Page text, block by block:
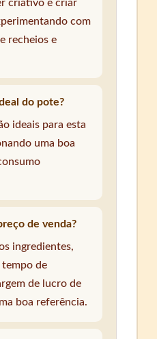
criativo e criar
com
recheios e
do pote?
ideais para esta
uma boa
de venda?
ingredientes,
tempo de
de lucro de
boa referência.